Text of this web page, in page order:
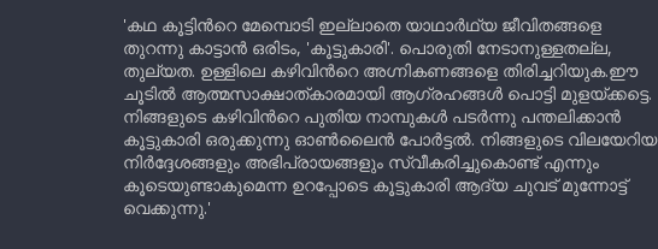
'കഥ കൂട്ടിന്‍റെ മേമ്പൊടി ഇല്ലാതെ യാഥാർഥ്യ ജീവിതങ്ങളെ
തുറന്നു കാട്ടാൻ ഒരിടം, 'കൂട്ടുകാരി'. പൊരുതി നേടാനുള്ളതല്ല,
തുല്യത. ഉള്ളിലെ കഴിവിന്‍റെ അഗ്നികണങ്ങളെ തിരിച്ചറിയുക.ഈ
ചൂടിൽ ആത്മസാക്ഷാത്കാരമായി ആഗ്രഹങ്ങൾ പൊട്ടി മുളയ്ക്കട്ടെ.
നിങ്ങളുടെ കഴിവിന്‍റെ പുതിയ നാമ്പുകൾ പടർന്നു പന്തലിക്കാൻ
കൂട്ടുകാരി ഒരുക്കുന്നു ഓൺലൈൻ പോർട്ടൽ. നിങ്ങളുടെ വിലയേറിയ
നിർദ്ദേശങ്ങളും അഭിപ്രായങ്ങളും സ്വീകരിച്ചുകൊണ്ട് എന്നും
കൂടെയുണ്ടാകുമെന്ന ഉറപ്പോടെ കൂട്ടുകാരി ആദ്യ ചുവട് മുന്നോട്ട്
വെക്കുന്നു.'